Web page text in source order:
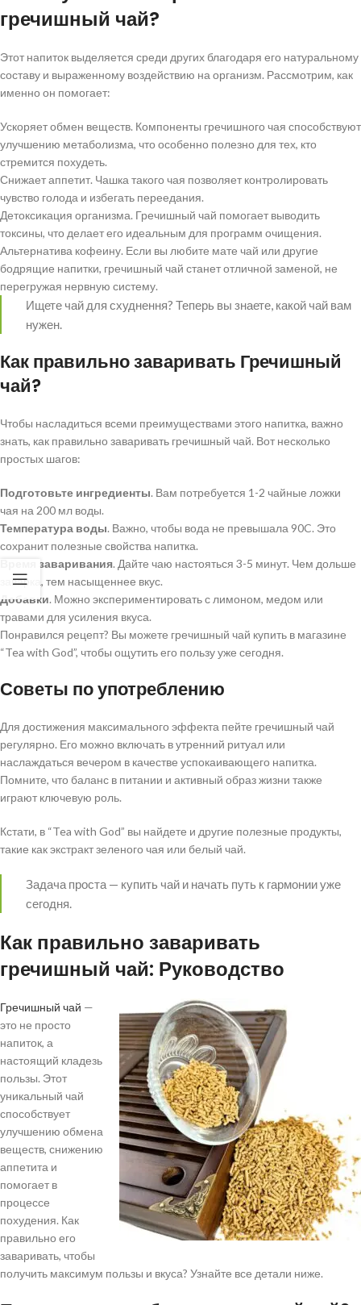
гречишный чай?
Этот напиток выделяется среди других благодаря его натуральному
составу и выраженному воздействию на организм. Рассмотрим, как
именно он помогает:
Ускоряет обмен веществ. Компоненты гречишного чая способствуют
улучшению метаболизма, что особенно полезно для тех, кто
стремится похудеть.
Снижает аппетит. Чашка такого чая позволяет контролировать
чувство голода и избегать переедания.
Детоксикация организма. Гречишный чай помогает выводить
токсины, что делает его идеальным для программ очищения.
Альтернатива кофеину. Если вы любите мате чай или другие
бодрящие напитки, гречишный чай станет отличной заменой, не
перегружая нервную систему.
Ищете чай для схуднення? Теперь вы знаете, какой чай вам
нужен.
Как правильно заваривать Гречишный
чай?
Чтобы насладиться всеми преимуществами этого напитка, важно
знать, как правильно заваривать гречишный чай. Вот несколько
простых шагов:
Подготовьте ингредиенты. Вам потребуется 1-2 чайные ложки
чая на 200 мл воды.
Температура воды. Важно, чтобы вода не превышала 90C. Это
сохранит полезные свойства напитка.
Время заваривания. Дайте чаю настояться 3-5 минут. Чем дольше
заварка, тем насыщеннее вкус.
Добавки. Можно экспериментировать с лимоном, медом или
травами для усиления вкуса.
Понравился рецепт? Вы можете гречишный чай купить в магазине
“Tea with God”, чтобы ощутить его пользу уже сегодня.
Советы по употреблению
Для достижения максимального эффекта пейте гречишный чай
регулярно. Его можно включать в утренний ритуал или
наслаждаться вечером в качестве успокаивающего напитка.
Помните, что баланс в питании и активный образ жизни также
играют ключевую роль.
Кстати, в “Tea with God” вы найдете и другие полезные продукты,
такие как экстракт зеленого чая или белый чай.
Задача проста — купить чай и начать путь к гармонии уже
сегодня.
Как правильно заваривать
гречишный чай: Руководство
Гречишный чай —
это не просто
напиток, а
настоящий кладезь
пользы. Этот
уникальный чай
способствует
улучшению обмена
веществ, снижению
аппетита и
помогает в
процессе
похудения. Как
правильно его
заваривать, чтобы
получить максимум пользы и вкуса? Узнайте все детали ниже.